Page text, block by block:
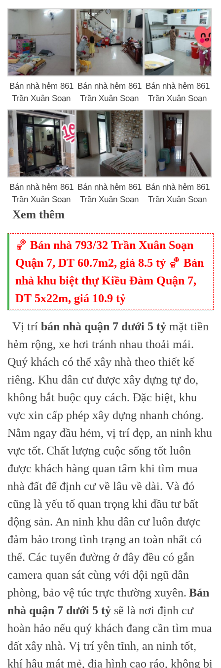
Bán nhà hẻm 861
Trần Xuân Soạn
Bán nhà hẻm 861
Trần Xuân Soạn
Bán nhà hẻm 861
Trần Xuân Soạn
Bán nhà hẻm 861
Trần Xuân Soạn
Bán nhà hẻm 861
Trần Xuân Soạn
Bán nhà hẻm 861
Trần Xuân Soạn
Xem thêm
️🏀 Bán nhà 793/32 Trần Xuân Soạn
Quận 7, DT 60.7m2, giá 8.5 tỷ ️🏀 Bán
nhà khu biệt thự Kiều Đàm Quận 7,
DT 5x22m, giá 10.9 tỷ
Vị trí bán nhà quận 7 dưới 5 tỷ mặt tiền
hẻm rộng, xe hơi tránh nhau thoải mái.
Quý khách có thể xây nhà theo thiết kế
riêng. Khu dân cư được xây dựng tự do,
không bắt buộc quy cách. Đặc biệt, khu
vực xin cấp phép xây dựng nhanh chóng.
Nằm ngay đầu hẻm, vị trí đẹp, an ninh khu
vực tốt. Chất lượng cuộc sống tốt luôn
được khách hàng quan tâm khi tìm mua
nhà đất để định cư về lâu về dài. Và đó
cũng là yếu tố quan trọng khi đầu tư bất
động sản. An ninh khu dân cư luôn được
đảm bảo trong tình trạng an toàn nhất có
thể. Các tuyến đường ở đây đều có gắn
camera quan sát cùng với đội ngũ dân
phòng, bảo vệ túc trực thường xuyên. Bán
nhà quận 7 dưới 5 tỷ sẽ là nơi định cư
hoàn hảo nếu quý khách đang cần tìm mua
đất xây nhà. Vị trí yên tĩnh, an ninh tốt,
khí hậu mát mẻ, địa hình cao ráo, không bị